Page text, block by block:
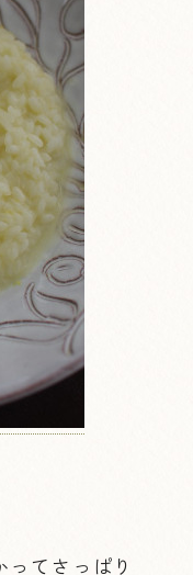
てさっぱり